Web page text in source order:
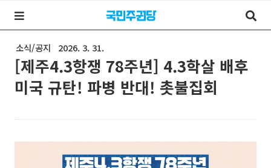
소식/공지 2026. 3. 31.
[제주4.3항쟁 78주년] 4.3학살 배후
미국 규탄! 파병 반대! 촛불집회